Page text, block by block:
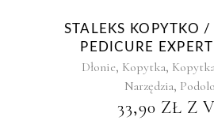
STALEKS KOPYTKO
PEDICURE
Dłonie, Kopytka,
Narzędzia,
33,90 ZŁ Z